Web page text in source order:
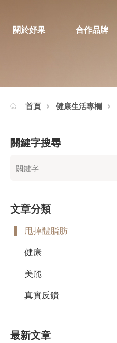
關於妤果 合作品牌
首頁 健康生活專欄
關鍵字搜尋
文章分類
甩掉體脂肪
健康
美麗
真實反饋
最新文章